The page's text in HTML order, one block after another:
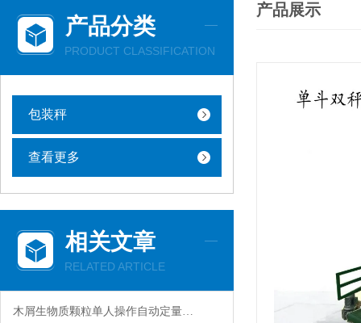
产品分类
PRODUCT CLASSIFICATION
包装秤
查看更多
相关文章
RELATED ARTICLE
木屑生物质颗粒单人操作自动定量包装秤厂家定制
产品展示